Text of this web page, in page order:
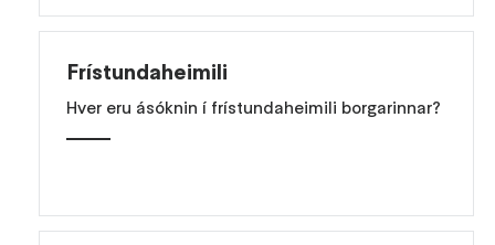
Frístundaheimili
Hver eru ásóknin í frístundaheimili borgarinnar?